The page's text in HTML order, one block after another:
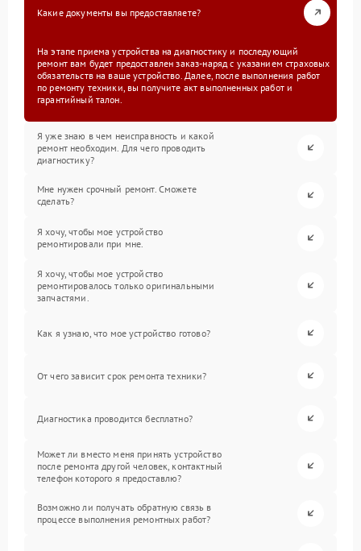
Какие документы вы предоставляете?
На этапе приема устройства на диагностику и последующий
ремонт вам будет предоставлен заказ-наряд с указанием страховых
обязательств на ваше устройство. Далее, после выполнения работ
по ремонту техники, вы получите акт выполненных работ и
гарантийный талон.
Я уже знаю в чем неисправность и какой
ремонт необходим. Для чего проводить
диагностику?
Мне нужен срочный ремонт. Сможете
сделать?
Я хочу, чтобы мое устройство
ремонтировали при мне.
Я хочу, чтобы мое устройство
ремонтировалось только оригинальными
запчастями.
Как я узнаю, что мое устройство готово?
От чего зависит срок ремонта техники?
Диагностика проводится бесплатно?
Может ли вместо меня принять устройство
после ремонта другой человек, контактный
телефон которого я предоставлю?
Возможно ли получать обратную связь в
процессе выполнения ремонтных работ?